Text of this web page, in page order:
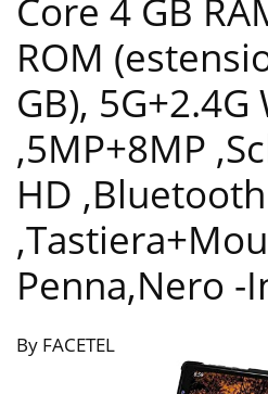
Core 4 GB
ROM
GB), 5G+2.4G
,5MP+8MP
HD
Penna,Nero -
By FACETEL